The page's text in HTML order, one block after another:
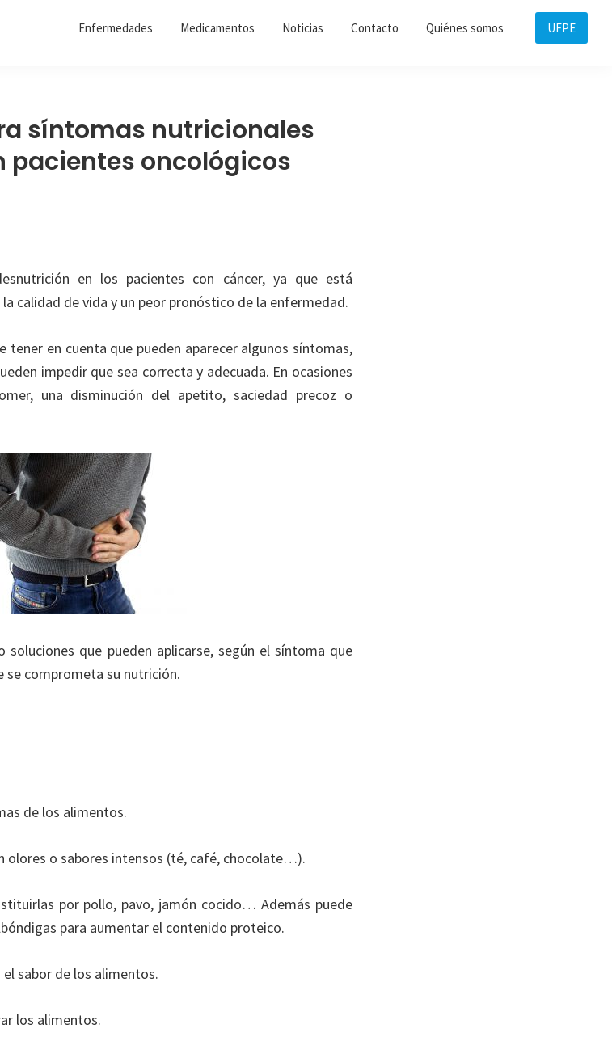
Enfermedades Medicamentos Noticias Contacto Quiénes somos UFPE
síntomas nutricionales
pacientes oncológicos
en los pacientes con cáncer, ya que está
calidad de vida y un peor pronóstico de la enfermedad.
tener en cuenta que pueden aparecer algunos síntomas,
impedir que sea correcta y adecuada. En ocasiones
una disminución del apetito, saciedad precoz o
soluciones que pueden aplicarse, según el síntoma que
se comprometa su nutrición.
de los alimentos.
olores o sabores intensos (té, café, chocolate…).
por pollo, pavo, jamón cocido… Además puede
para aumentar el contenido proteico.
sabor de los alimentos.
los alimentos.